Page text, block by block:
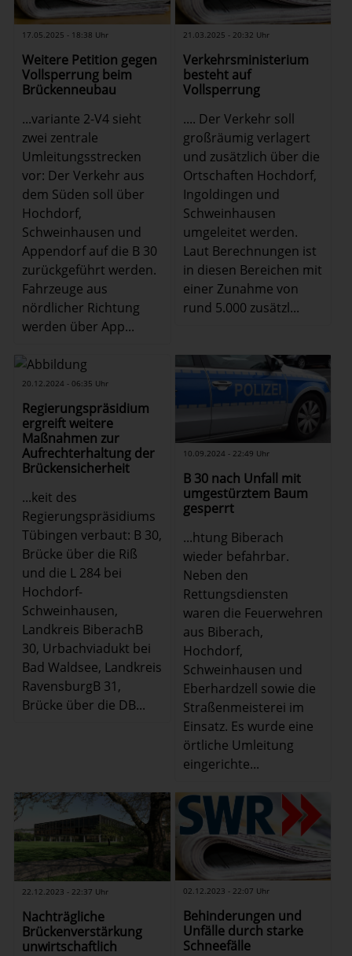
17.05.2025 - 18:38 Uhr
Weitere Petition gegen
Vollsperrung beim
Brückenneubau
...variante 2-V4 sieht
zwei zentrale
Umleitungsstrecken
vor: Der Verkehr aus
dem Süden soll über
Hochdorf,
Schweinhausen und
Appendorf auf die B 30
zurückgeführt werden.
Fahrzeuge aus
nördlicher Richtung
werden über App...
21.03.2025 - 20:32 Uhr
Verkehrsministerium
besteht auf
Vollsperrung
.... Der Verkehr soll
großräumig verlagert
und zusätzlich über die
Ortschaften Hochdorf,
Ingoldingen und
Schweinhausen
umgeleitet werden.
Laut Berechnungen ist
in diesen Bereichen mit
einer Zunahme von
rund 5.000 zusätzl...
20.12.2024 - 06:35 Uhr
Regierungspräsidium
ergreift weitere
Maßnahmen zur
Aufrechterhaltung der
Brückensicherheit
...keit des
Regierungspräsidiums
Tübingen verbaut: B 30,
Brücke über die Riß
und die L 284 bei
Hochdorf-
Schweinhausen,
Landkreis BiberachB
30, Urbachviadukt bei
Bad Waldsee, Landkreis
RavensburgB 31,
Brücke über die DB...
10.09.2024 - 22:49 Uhr
B 30 nach Unfall mit
umgestürztem Baum
gesperrt
...htung Biberach
wieder befahrbar.
Neben den
Rettungsdiensten
waren die Feuerwehren
aus Biberach,
Hochdorf,
Schweinhausen und
Eberhardzell sowie die
Straßenmeisterei im
Einsatz. Es wurde eine
örtliche Umleitung
eingerichte...
22.12.2023 - 22:37 Uhr
Nachträgliche
Brückenverstärkung
unwirtschaftlich
02.12.2023 - 22:07 Uhr
Behinderungen und
Unfälle durch starke
Schneefälle